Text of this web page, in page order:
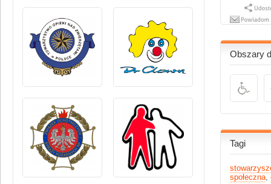
Obszary
Tagi
społeczna,